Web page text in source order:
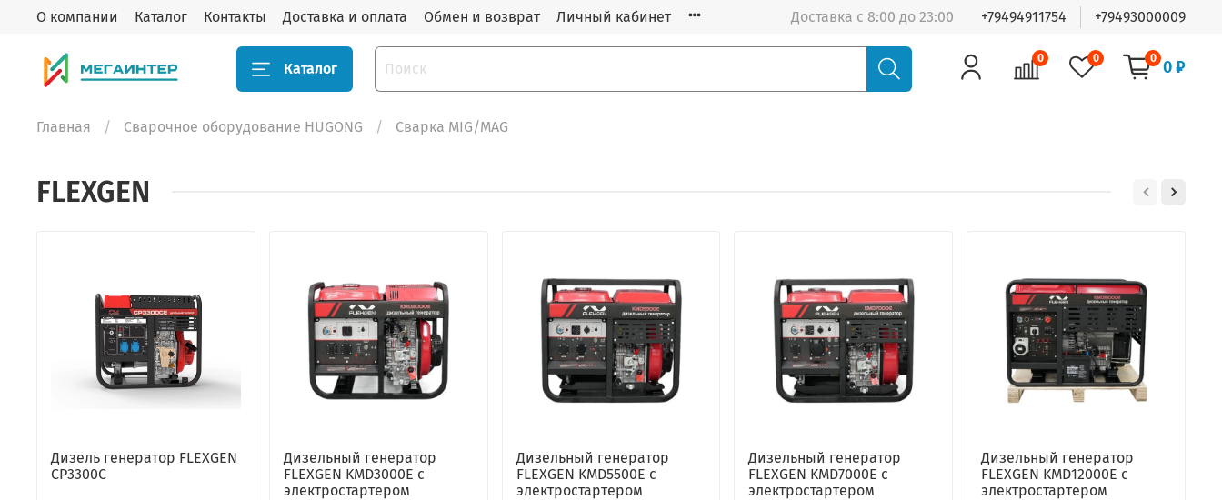
О компании Каталог Контакты Доставка и оплата Обмен и возврат Личный кабинет Доставка с 8:00 до 23:00 +79494911754 +79493000009
Каталог
0 0 0 0 ₽
Главная Сварочное оборудование HUGONG Сварка MIG/MAG
FLEXGEN
Дизель генератор FLEXGEN
CP3300C
Дизельный генератор
FLEXGEN KMD3000E с
электростартером
Дизельный генератор
FLEXGEN KMD5500E с
электростартером
Дизельный генератор
FLEXGEN KMD7000E с
электростартером
Дизельный генератор
FLEXGEN KMD12000E с
электростартером